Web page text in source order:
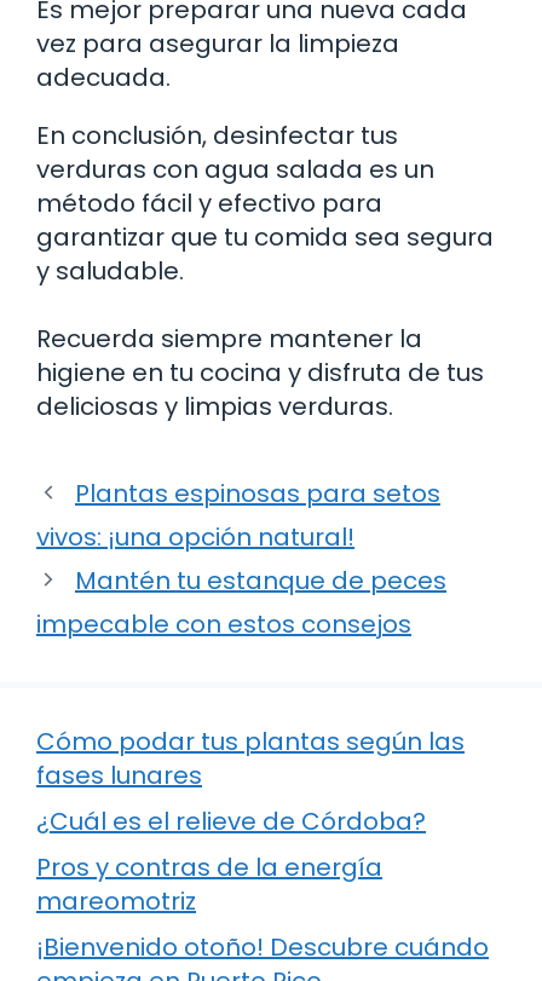
Es mejor preparar una nueva cada
vez para asegurar la limpieza
adecuada.
En conclusión, desinfectar tus
verduras con agua salada es un
método fácil y efectivo para
garantizar que tu comida sea segura
y saludable.
Recuerda siempre mantener la
higiene en tu cocina y disfruta de tus
deliciosas y limpias verduras.
Plantas espinosas para setos
vivos: ¡una opción natural!
Mantén tu estanque de peces
impecable con estos consejos
Cómo podar tus plantas según las
fases lunares
¿Cuál es el relieve de Córdoba?
Pros y contras de la energía
mareomotriz
¡Bienvenido otoño! Descubre cuándo